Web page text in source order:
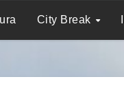
City Break